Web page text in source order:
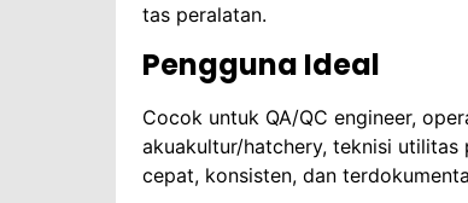
tas peralatan.
Pengguna Ideal
Cocok untuk QA/QC engineer,
akuakultur/hatchery, teknisi utilitas
cepat, konsisten, dan